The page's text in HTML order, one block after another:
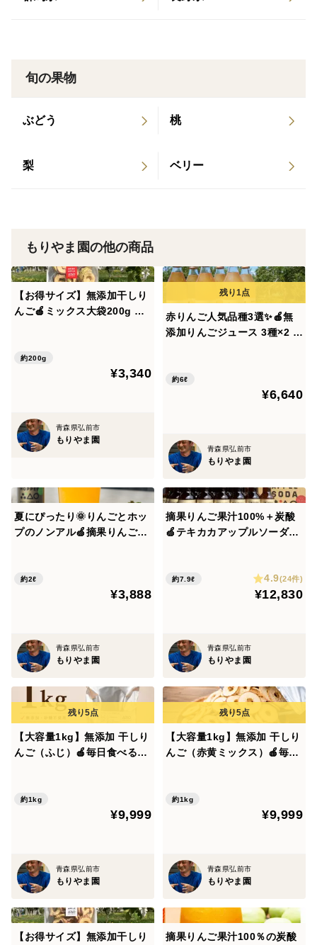
虫や鳥、微生物など、さまざまな生き物が関わり合うこ
すべての生き物を排除するのではなく、自然とのバラン
その考えが、結果として「節減対象農薬5割以下・化学
🍎こちらは「良品」です
には、贈答用にも安心してお選びいただける品質です。
・傷のないもの
をお詰めしてお届けします。
シールタイプの簡易のし、リボンシールにも対応してお
りますので、お歳暮や贈り物にもおすすめです。
📦容量
用途やご家族の人数に合わせてお選びください。
・約5kg（14〜25個）
・約10kg（28〜50個）
※梱包資材（箱）を含めたおおよその重量です。
🍎主な出荷先
もりやま園のりんごは、学校給食をはじめ、オーガニッ
す。
青森県弘前市・樹木・緑ケ丘エリア。
青森りんご発祥の地で、昼夜の寒暖差を生かし、おいし
いりんごを育てています。
商品が届きましたら、すぐに状態をご確認ください。
新聞紙やキッチンペーパーで1個ずつ包み、ポリ袋に入
🍎ご注文前にご確認ください
・こちらは葉とらず栽培のため、色むらや全体的に色の
薄いりんごも含まれます。
月 雑誌「美的」でテキカカシードル掲載 2021年3
理王国100選 2021年】にテキカカシードル認定 20
詞 ～日本全国 歌碑めぐり～」氷川きよしさん来
年9月 食品ロスジャーナリスト 井出留美さん著「捨
てられる食べものたち」で紹介 2020年3月 NHK コ
ウケンテツの日本100年ゴハン紀行出演 2020年2月
全国果樹技術・経営コンクール 農林水産大臣賞受賞
2019年8月 テキカカシードルがジャパン・シード
旬の果物
ぶどう 桃
梨 ベリー
もりやま園の他の商品
【お得サイズ】無添加干しり
んご🍎ミックス大袋200g 青
約200g
¥3,340
青森県弘前市
もりやま園
赤りんご人気品種3選✨🍎無
添加りんごジュース 3種×2 計
楽しむ♪ 飲み比べセット✨
約6ℓ
¥6,640
青森県弘前市
もりやま園
夏にぴったり🌞りんごとホッ
プのノンアル🍏摘果りんごに
糖・香料・保存料無添加 お届
け日時指定可 ギフトに自分
約2ℓ
¥3,888
青森県弘前市
もりやま園
摘果りんご果汁100%＋炭酸
🍏テキカカアップルソーダ🍏
もおすすめ！甘さひかえめで
お食事と一緒に楽しめます🍹
約7.9ℓ 4.9(24件)
¥12,830
青森県弘前市
もりやま園
【大容量1kg】無添加 干しり
んご（ふじ）🍎毎日食べる方
約1kg
¥9,999
青森県弘前市
もりやま園
【大容量1kg】無添加 干しり
んご（赤黄ミックス）🍎毎日
もお味もカラフル🍎🍏
約1kg
¥9,999
青森県弘前市
もりやま園
【お得サイズ】無添加干しり
摘果りんご果汁100％の炭酸